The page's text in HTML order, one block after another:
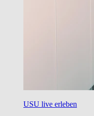
USU live erleben